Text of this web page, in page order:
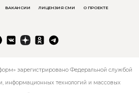
ВАКАНСИИ ЛИЦЕНЗИЯ СМИ О ПРОЕКТЕ
зарегистрировано Федеральной службой
информационных технологий и массовых